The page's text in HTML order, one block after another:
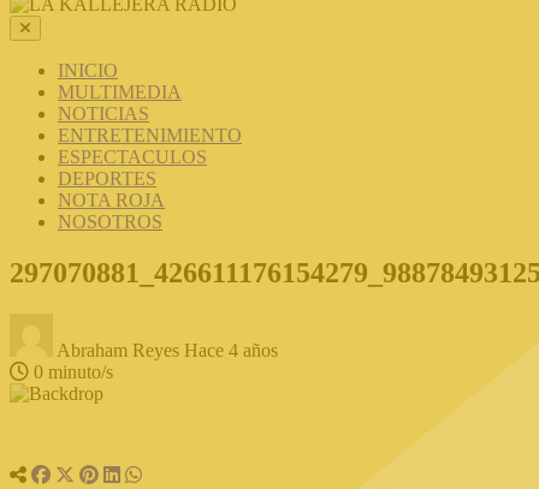
INICIO
MULTIMEDIA
NOTICIAS
ENTRETENIMIENTO
ESPECTACULOS
DEPORTES
NOTA ROJA
NOSOTROS
Abraham Reyes Hace 4 años
0 minuto/s